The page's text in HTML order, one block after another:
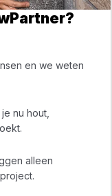
en we weten
nu hout,
alleen